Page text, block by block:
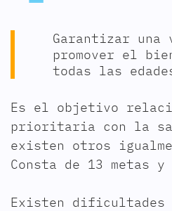
Garantizar una
promover el
todas las
Es el objetivo
prioritaria con la
existen otros
Consta de 13 metas
Existen dificultades